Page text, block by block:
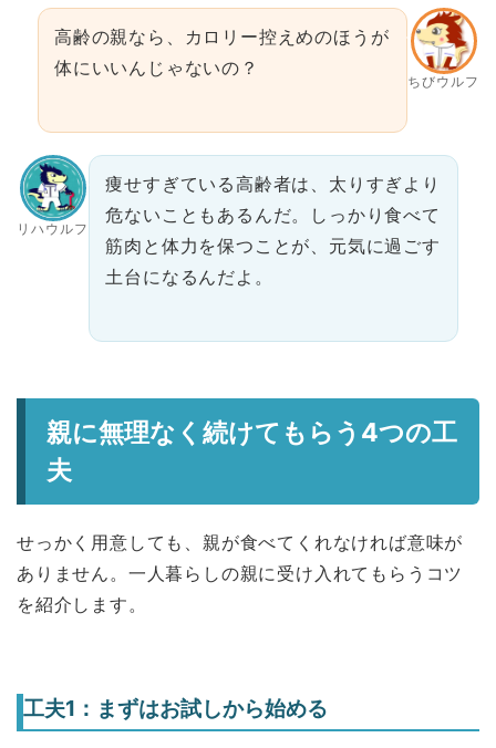
ちびウルフ
高齢の親なら、カロリー控えめのほうが
体にいいんじゃないの？
リハウルフ
痩せすぎている高齢者は、太りすぎより
危ないこともあるんだ。しっかり食べて
筋肉と体力を保つことが、元気に過ごす
土台になるんだよ。
親に無理なく続けてもらう4つの工
夫
せっかく用意しても、親が食べてくれなければ意味が
ありません。一人暮らしの親に受け入れてもらうコツ
を紹介します。
工夫1：まずはお試しから始める